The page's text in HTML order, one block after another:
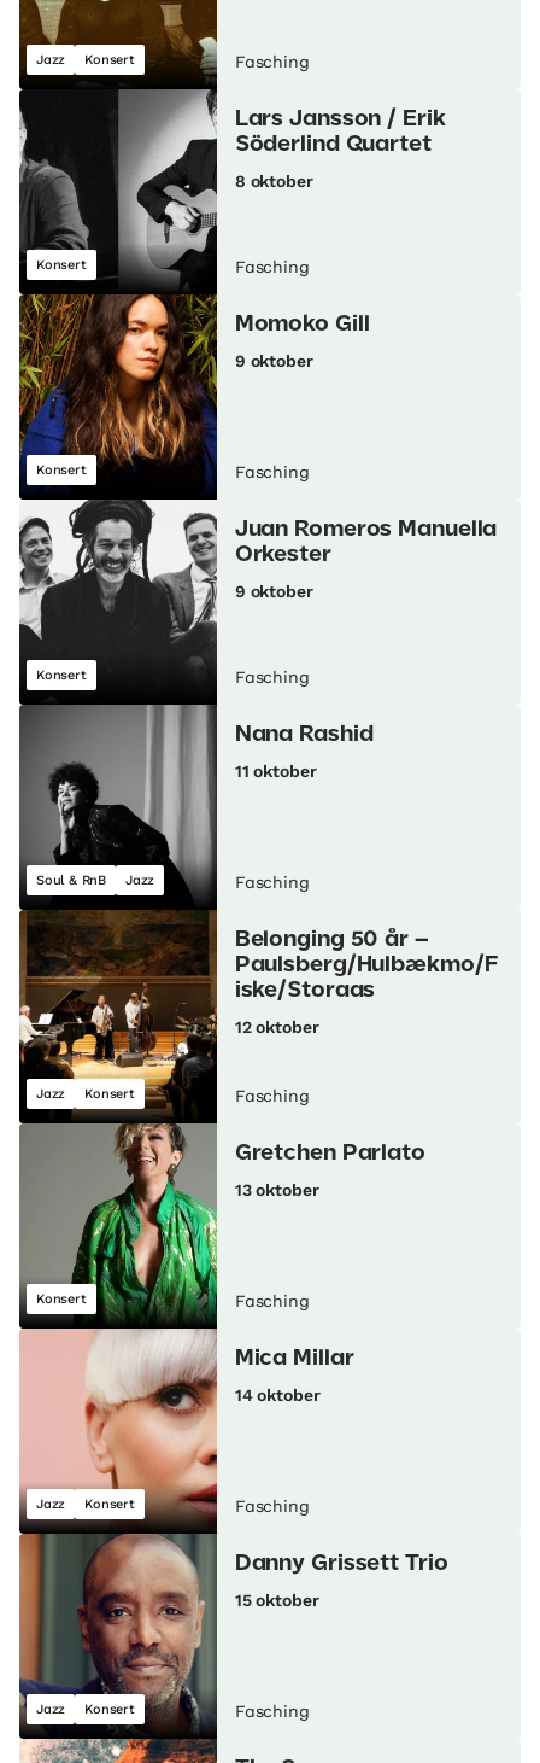
Jazz Konsert Fasching
Konsert
Lars Jansson / Erik
Söderlind Quartet
8 oktober
Fasching
Konsert
Momoko Gill
9 oktober
Fasching
Konsert
Juan Romeros Manuella
Orkester
9 oktober
Fasching
Soul & RnB Jazz
Nana Rashid
11 oktober
Fasching
Jazz Konsert
Belonging 50 år –
Paulsberg/Hulbækmo/F
iske/Storaas
12 oktober
Fasching
Konsert
Gretchen Parlato
13 oktober
Fasching
Jazz Konsert
Mica Millar
14 oktober
Fasching
Jazz Konsert
Danny Grissett Trio
15 oktober
Fasching